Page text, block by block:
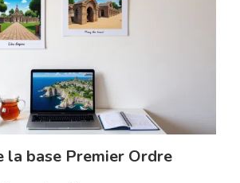
la base Premier Ordre